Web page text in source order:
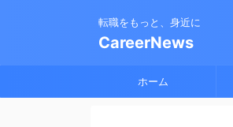
転職をもっと、身近に
CareerNews
ホーム